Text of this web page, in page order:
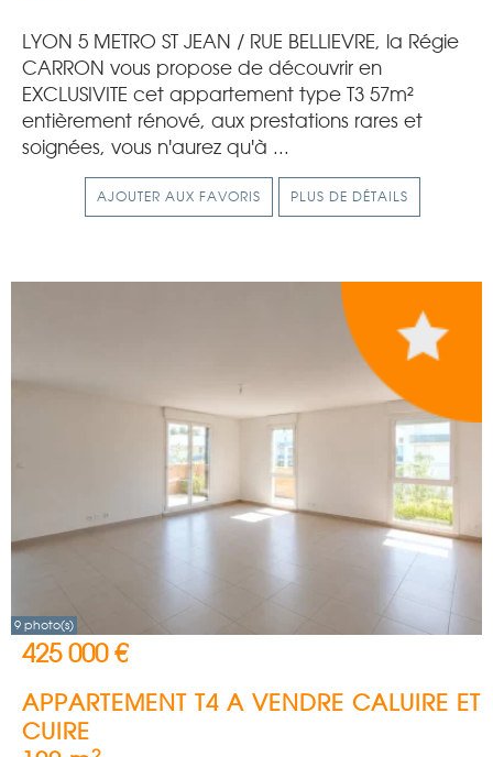
LYON 5 METRO ST JEAN / RUE BELLIEVRE, la Régie
CARRON vous propose de découvrir en
EXCLUSIVITE cet appartement type T3 57m²
entièrement rénové, aux prestations rares et
soignées, vous n'aurez qu'à ...
AJOUTER AUX FAVORIS PLUS DE DÉTAILS
9 photo(s)
425 000 €
APPARTEMENT T4 A VENDRE CALUIRE ET
CUIRE